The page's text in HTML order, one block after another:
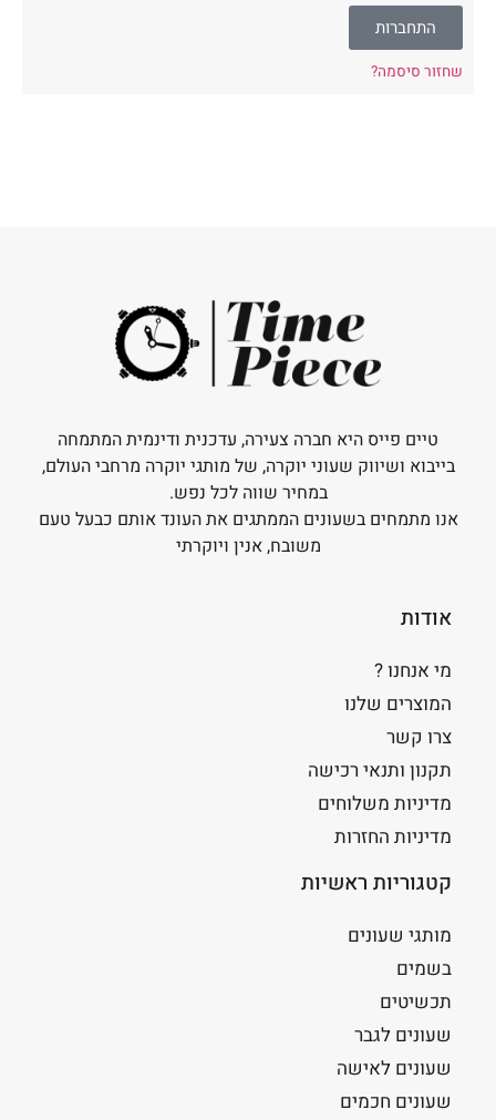
התחברות
שחזור סיסמה?
טיים פייס היא חברה צעירה, עדכנית ודינמית המתמחה
בייבוא ושיווק שעוני יוקרה, של מותגי יוקרה מרחבי העולם,
במחיר שווה לכל נפש.
אנו מתמחים בשעונים הממתגים את העונד אותם כבעל טעם
משובח, אנין ויוקרתי
אודות
מי אנחנו ?
המוצרים שלנו
צרו קשר
תקנון ותנאי רכישה
מדיניות משלוחים
מדיניות החזרות
קטגוריות ראשיות
מותגי שעונים
בשמים
תכשיטים
שעונים לגבר
שעונים לאישה
שעונים חכמים